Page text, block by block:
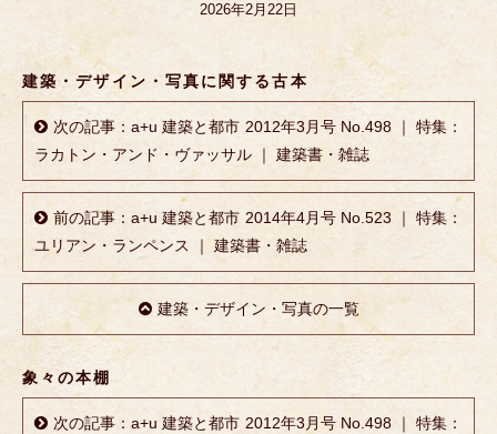
2026年2月22日
建築・デザイン・写真に関する古本
次の記事：a+u 建築と都市 2012年3月号 No.498 ｜ 特集：
ラカトン・アンド・ヴァッサル ｜ 建築書・雑誌
前の記事：a+u 建築と都市 2014年4月号 No.523 ｜ 特集：
ユリアン・ランペンス ｜ 建築書・雑誌
建築・デザイン・写真の一覧
象々の本棚
次の記事：a+u 建築と都市 2012年3月号 No.498 ｜ 特集：